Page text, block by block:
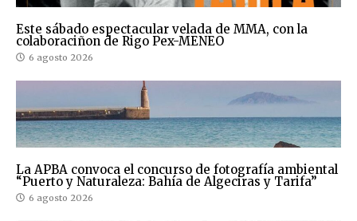
Este sábado espectacular velada de MMA, con la
colaboraciñon de Rigo Pex-MENEO
6 agosto 2026
La APBA convoca el concurso de fotografía ambiental
“Puerto y Naturaleza: Bahía de Algeciras y Tarifa”
6 agosto 2026